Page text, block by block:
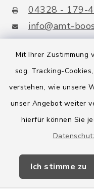
Mit Ihrer Zustimmung
sog. Tracking-
verstehen, wie unsere
unser Angebot weiter
hierfür können Sie
Ich stimme zu
04328 - 179-
info@amt-
Quicklinks
Amt Boostedt-
Amtsbroschüre
Wege-